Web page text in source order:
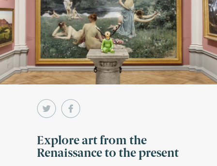
Explore art from the
Renaissance to the present